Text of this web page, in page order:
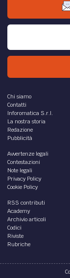
Chi siamo
Contatti
Inforomatica S.r.l.
La nostra storia
Redazione
Pubblicità
Avvertenze legali
Contestazioni
Note legali
Privacy Policy
Cookie Policy
RSS contributi
Academy
Archivio articoli
Codici
Riviste
Rubriche